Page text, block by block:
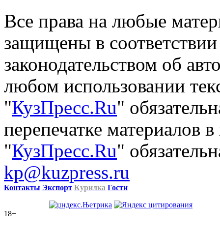
Все права на любые
защищены в
законодательством об
любом использовании
"КузПресс.Ru"
перепечатке материалов
"КузПресс.Ru"
kp@kuzpress.ru
Контакты Экспорт Курилка Гости
18+